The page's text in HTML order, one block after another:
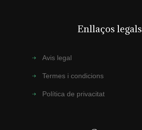
Enllaços legals
Avis legal
Termes i condicions
Política de privacitat